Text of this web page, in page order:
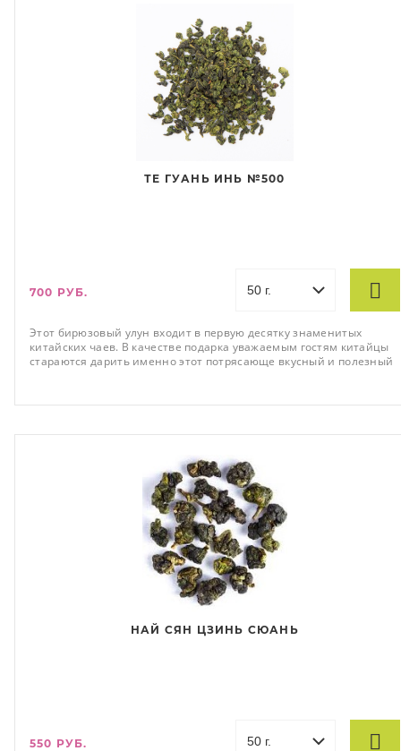
ТЕ ГУАНЬ ИНЬ №500
700 РУБ.
Этот бирюзовый улун входит в первую десятку знаменитых
китайских чаев. В качестве подарка уважаемым гостям китайцы
стараются дарить именно этот потрясающе вкусный и полезный
сирени и орхидеи и сладкое долгое послевкусие. Заваривать при
НАЙ СЯН ЦЗИНЬ СЮАНЬ
550 РУБ.